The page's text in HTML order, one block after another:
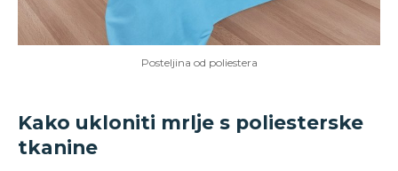
Posteljina od poliestera
Kako ukloniti mrlje s poliesterske
tkanine